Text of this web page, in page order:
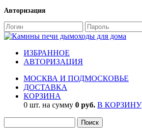
Авторизация
ИЗБРАННОЕ
АВТОРИЗАЦИЯ
МОСКВА И ПОДМОСКОВЬЕ
ДОСТАВКА
КОРЗИНА
0 шт. на сумму 0 руб. В КОРЗИНУ